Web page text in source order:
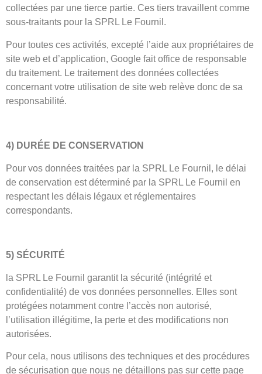
collectées par une tierce partie. Ces tiers travaillent comme
sous-traitants pour la SPRL Le Fournil.
Pour toutes ces activités, excepté l’aide aux propriétaires de
site web et d’application, Google fait office de responsable
du traitement. Le traitement des données collectées
concernant votre utilisation de site web relève donc de sa
responsabilité.
4) DURÉE DE CONSERVATION
Pour vos données traitées par la SPRL Le Fournil, le délai
de conservation est déterminé par la SPRL Le Fournil en
respectant les délais légaux et réglementaires
correspondants.
5) SÉCURITÉ
la SPRL Le Fournil garantit la sécurité (intégrité et
confidentialité) de vos données personnelles. Elles sont
protégées notamment contre l’accès non autorisé,
l’utilisation illégitime, la perte et des modifications non
autorisées.
Pour cela, nous utilisons des techniques et des procédures
de sécurisation que nous ne détaillons pas sur cette page